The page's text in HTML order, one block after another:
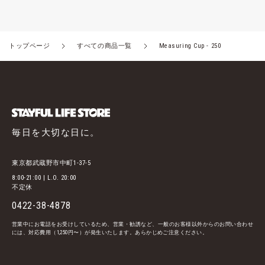
トップページ すべての商品一覧 Measuring Cup - 250
毎日を大切な日に。
東京都武蔵野市中町1-37-5
8:00-21:00 | L.O. 20:00
不定休
0422-38-4878
営業中にお電話をお受けしているため、営業・勧誘など、一般のお客様以外からのお問い合わせ
には、対応費用（1,250円〜）が発生いたします。あらかじめご注意ください。